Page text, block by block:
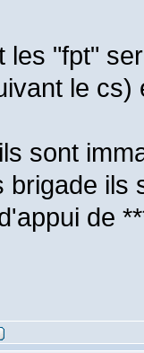
les "fpt"
le cs)
sont
brigade ils
de